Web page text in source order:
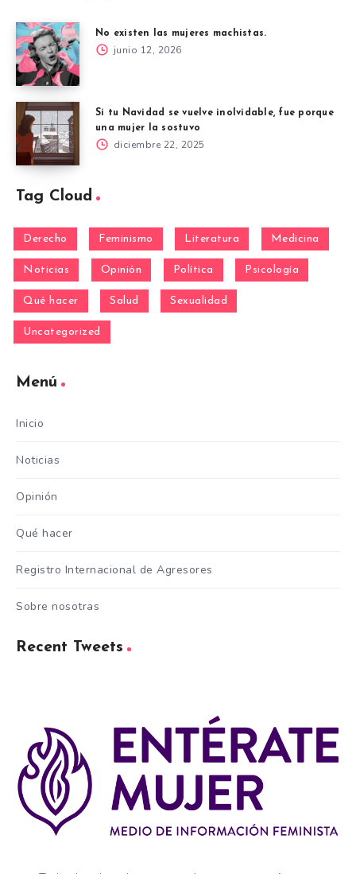
No existen las mujeres machistas.
junio 12, 2026
Si tu Navidad se vuelve inolvidable, fue porque
una mujer la sostuvo
diciembre 22, 2025
Tag Cloud
Derecho Feminismo Literatura Medicina
Noticias Opinión Política Psicología
Qué hacer Salud Sexualidad
Uncategorized
Menú
Inicio
Noticias
Opinión
Qué hacer
Registro Internacional de Agresores
Sobre nosotras
Recent Tweets